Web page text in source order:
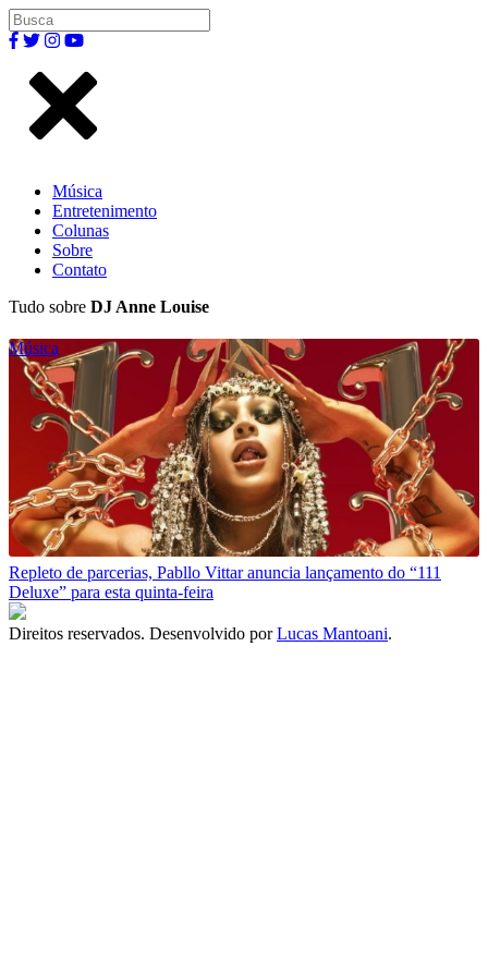
Música
Entretenimento
Colunas
Sobre
Contato
Tudo sobre DJ Anne Louise
Música
Repleto de parcerias, Pabllo Vittar anuncia lançamento do “111
Deluxe” para esta quinta-feira
Direitos reservados. Desenvolvido porLucas Mantoani.